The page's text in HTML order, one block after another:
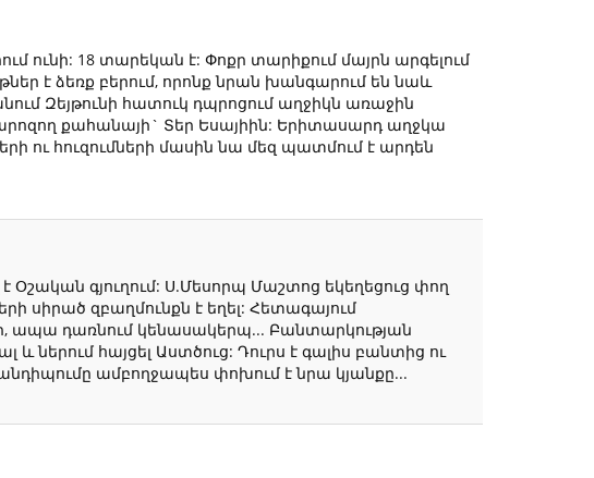
ունի: 18 տարեկան է: Փոքր տարիքում մայրն արգելում
է ձեռք բերում, որոնք նրան խանգարում են նաև
Զեյթունի հատուկ դպրոցում աղջիկն առաջին
քահանայի` Տեր Եսայիին: Երիտասարդ աղջկա
ու հուզումների մասին նա մեզ պատմում է արդեն
Օշական գյուղում: Ս.Մեսորպ Մաշտոց եկեղեցուց փող
սիրած զբաղմունքն է եղել: Հետագայում
ապա դառնում կենասակերպ... Բանտարկության
և ներում հայցել Աստծուց: Դուրս է գալիս բանտից ու
ամբողջապես փոխում է նրա կյանքը...